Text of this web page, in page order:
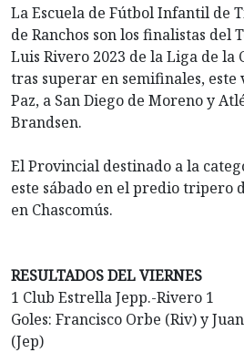
La Escuela de Fútbol Infantil de
de Ranchos son los finalistas del
Luis Rivero 2023 de la Liga de la
tras superar en semifinales, este
Paz, a San Diego de Moreno y
Brandsen.
El Provincial destinado a la
este sábado en el predio tripero
en Chascomús.
RESULTADOS DEL VIERNES
1 Club Estrella Jepp.-Rivero 1
Goles: Francisco Orbe (Riv) y
(Jep)